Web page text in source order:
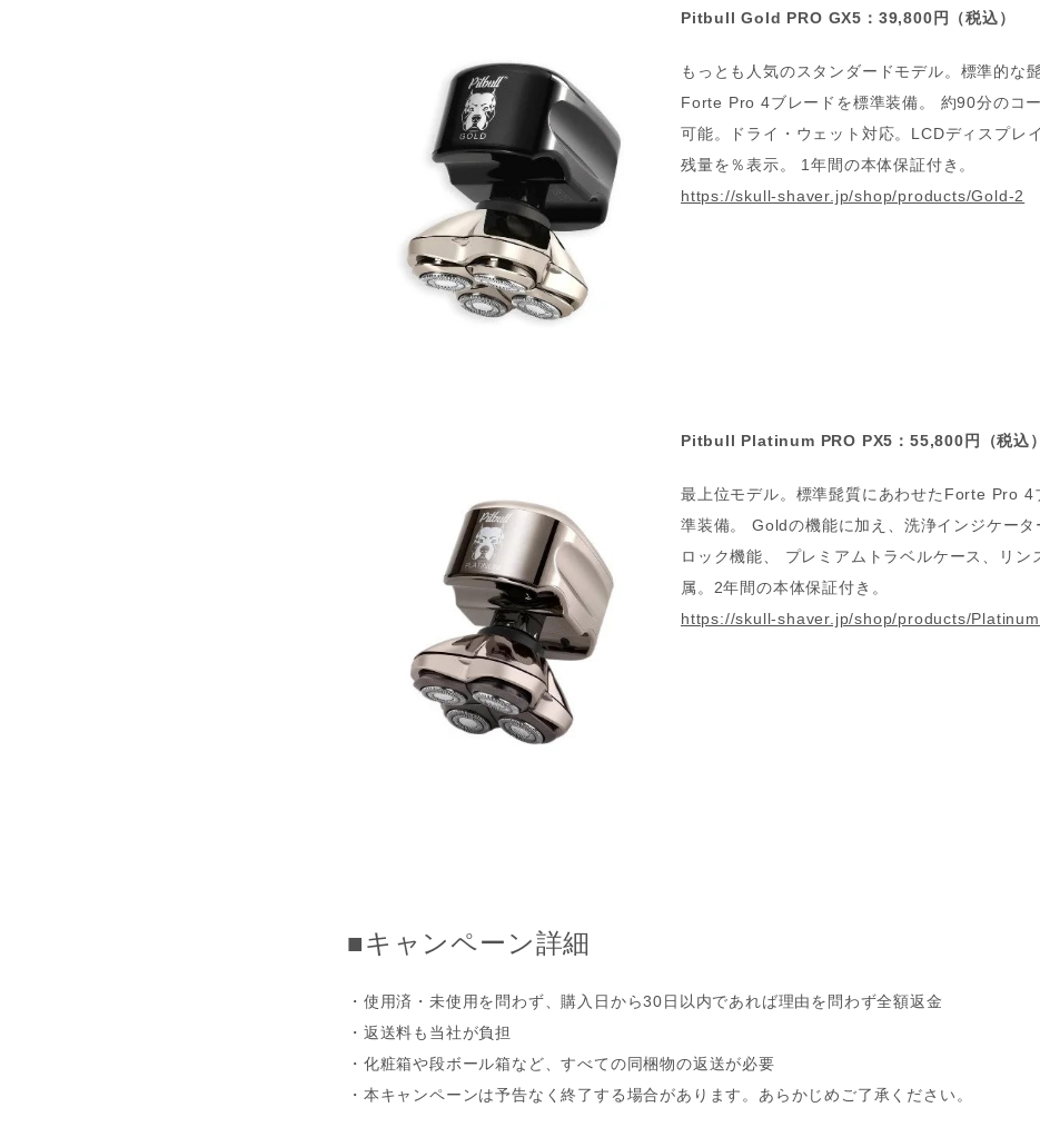
Pitbull Gold PRO GX5：39,800円（税込）
もっとも人気のスタンダードモデル。標準的な
Forte Pro 4ブレードを標準装備。 約90分のコ
可能。ドライ・ウェット対応。LCDディスプレ
残量を％表示。 1年間の本体保証付き。
https://skull-shaver.jp/shop/products/Gold-2
Pitbull Platinum PRO PX5：55,800円（税込）
最上位モデル。標準髭質にあわせたForte Pro 4
準装備。 Goldの機能に加え、洗浄インジケータ
ロック機能、 プレミアムトラベルケース、リン
属。2年間の本体保証付き。
https://skull-shaver.jp/shop/products/
■キャンペーン詳細
・ 使用済・未使用を問わず、購入日から30日以内であれば理由を問わず全額返金
・ 返送料も当社が負担
・ 化粧箱や段ボール箱など、すべての同梱物の返送が必要
・ 本キャンペーンは予告なく終了する場合があります。あらかじめご了承ください。